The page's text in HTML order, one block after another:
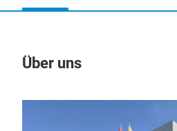
Über uns